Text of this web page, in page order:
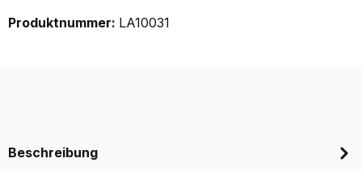
Produktnummer: LA10031
Beschreibung